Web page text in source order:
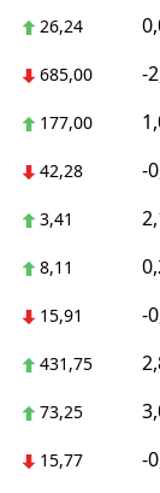
26,24
685,00 -
177,00
42,28 -
3,41
8,11
15,91 -
431,75
73,25
15,77 -